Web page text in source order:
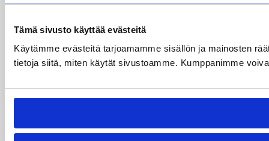
Tämä sivusto käyttää evästeitä
Käytämme evästeitä tarjoamamme sisällön ja mainosten
tietoja siitä, miten käytät sivustoamme. Kumppanimme